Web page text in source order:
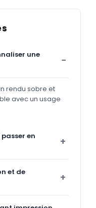
une
rendu sobre et
avec un usage
en
et de